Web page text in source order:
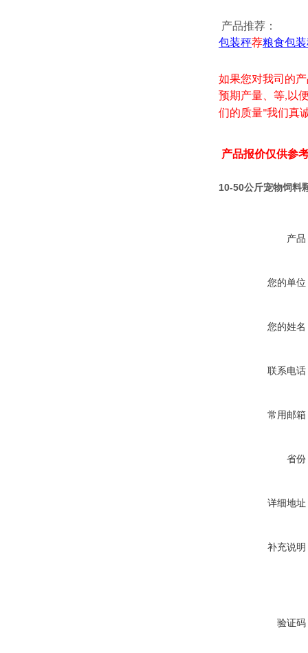
产品推荐：
包装秤荐粮食包
如果您对我司的
预期产量、等, 以
们的质量"我们真
产品报价仅供参
10-50公斤宠物饲料
产品
您的单位
您的姓名
联系电话
常用邮箱
省份
详细地址
补充说明
验证码